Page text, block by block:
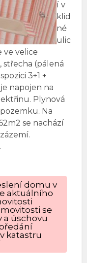
í v
klid
né
ulic
ve velice
střecha (pálená
3+1 +
napojen na
Plynová
Na
se nachází
domu v
aktuálního
se
a úschovu
katastru